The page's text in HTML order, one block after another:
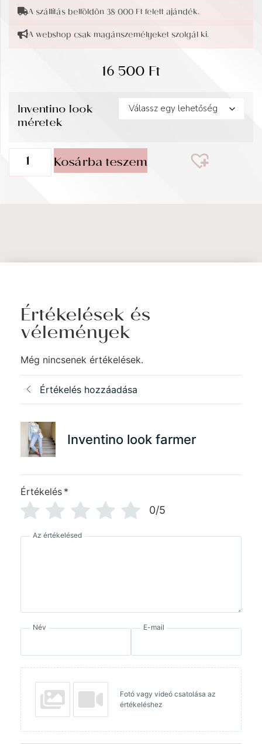
A szállítás belföldön 38 000 Ft felett ajándék.
A webshop csak magánszemélyeket szolgál ki.
16 500Ft
Inventino look
méretek
Kosárba teszem
Értékelések és
vélemények
Még nincsenek értékelések.
Értékelés hozzáadása
Inventino look farmer
Értékelés *
0/5
Az értékelésed
Név E-mail
Fotó vagy videó csatolása az
értékeléshez